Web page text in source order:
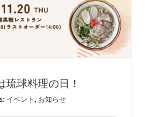
琉球料理の日！
イベント, お知らせ